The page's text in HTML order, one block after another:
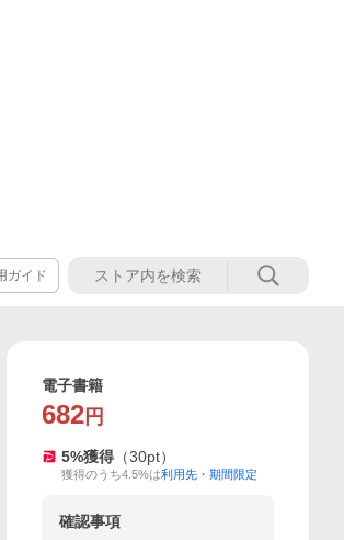
イド
電子書籍
682 円
5%獲得 （30pt）
獲得のうち4.5%は利用先・期間限定
確認事項